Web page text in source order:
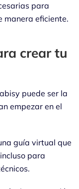
para
manera eficiente.
crear tu
puede ser la
empezar en el
guía virtual que
para